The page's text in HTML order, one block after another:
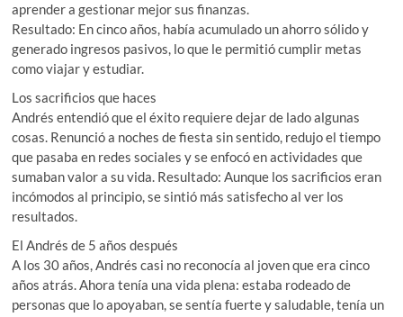
aprender a gestionar mejor sus finanzas.
Resultado: En cinco años, había acumulado un ahorro sólido y
generado ingresos pasivos, lo que le permitió cumplir metas
como viajar y estudiar.
Los sacrificios que haces
Andrés entendió que el éxito requiere dejar de lado algunas
cosas. Renunció a noches de fiesta sin sentido, redujo el tiempo
que pasaba en redes sociales y se enfocó en actividades que
sumaban valor a su vida. Resultado: Aunque los sacrificios eran
incómodos al principio, se sintió más satisfecho al ver los
resultados.
El Andrés de 5 años después
A los 30 años, Andrés casi no reconocía al joven que era cinco
años atrás. Ahora tenía una vida plena: estaba rodeado de
personas que lo apoyaban, se sentía fuerte y saludable, tenía un